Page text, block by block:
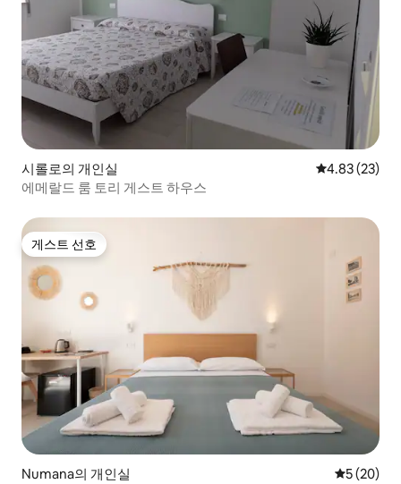
시롤로의 개인실 평점 4.83점(5
4.83 (23)
에메랄드 룸 토리 게스트 하우스
게스트 선호
게스트 선호
Numana의 개인실 평점 5점(5
5 (20)